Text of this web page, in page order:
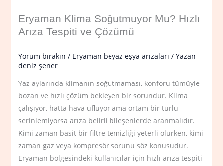
Eryaman Klima Soğutmuyor Mu? Hızlı
Arıza Tespiti ve Çözümü
Yorum bırakın / Eryaman beyaz eşya arızaları / Yazan
deniz şener
Yaz aylarında klimanın soğutmaması, konforu tümüyle
bozan ve hızlı çözüm bekleyen bir sorundur. Klima
çalışıyor, hatta hava üflüyor ama ortam bir türlü
serinlemiyorsa arıza belirli bileşenlerde aranmalıdır.
Kimi zaman basit bir filtre temizliği yeterli olurken, kimi
zaman gaz veya kompresör sorunu söz konusudur.
Eryaman bölgesindeki kullanıcılar için hızlı arıza tespiti